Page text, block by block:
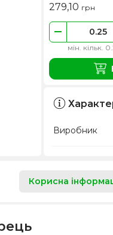
279,10 грн
мін. кільк.
Виробник
Корисна